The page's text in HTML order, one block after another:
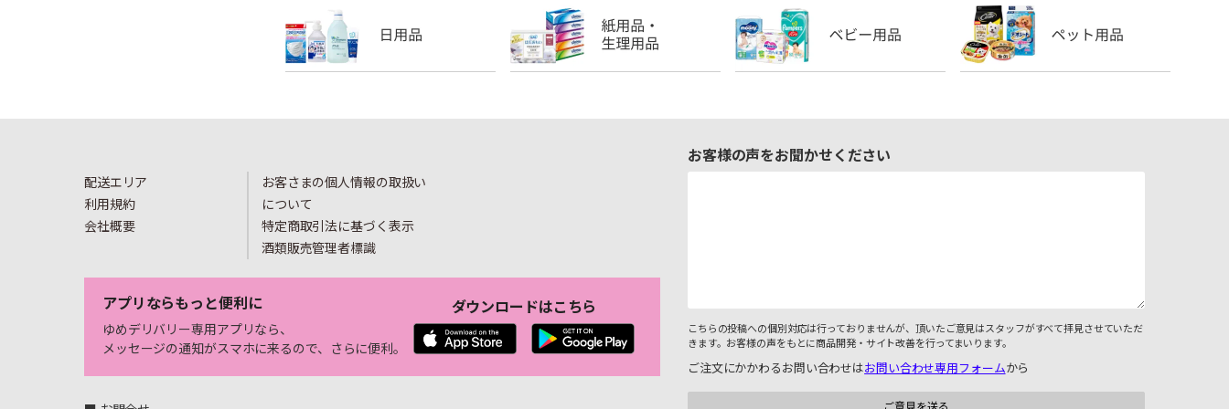
配送エリア
利用規約
会社概要
お客さまの個人情報の取扱い
について
特定商取引法に基づく表示
酒類販売管理者標識
アプリならもっと便利に
ゆめデリバリー専用アプリなら、
メッセージの通知がスマホに来るので、さらに便利。
ダウンロードはこちら
お客様の声をお聞かせください
こちらの投稿への個別対応は行っておりませんが、頂いたご意見はスタッフがすべて拝見させていただ
きます。お客様の声をもとに商品開発・サイト改善を行ってまいります。
ご注文にかかわるお問い合わせはお問い合わせ専用フォームから